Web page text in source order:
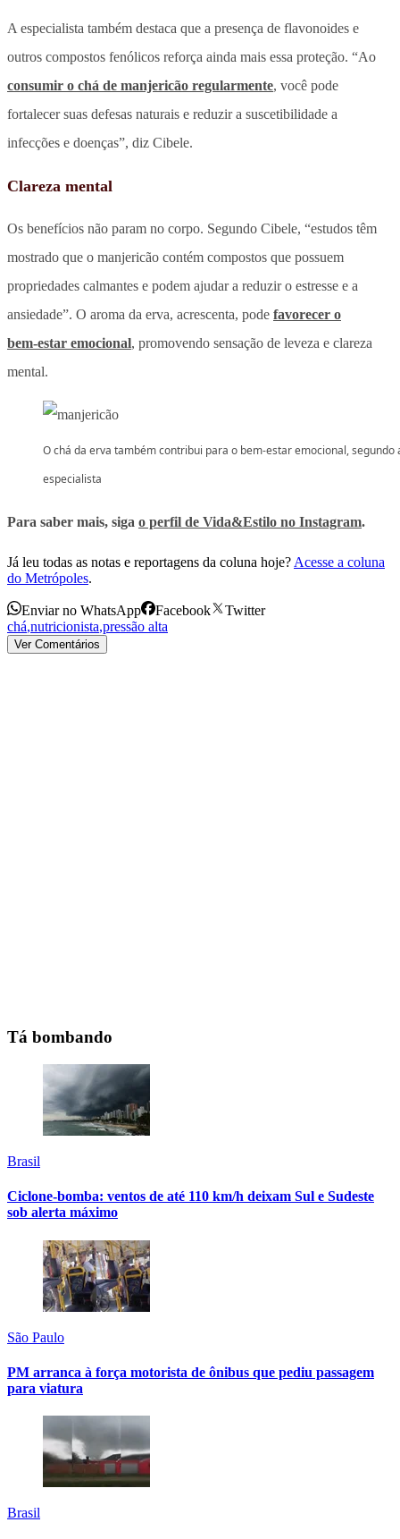
A especialista também destaca que a presença de flavonoides e
outros compostos fenólicos reforça ainda mais essa proteção. “Ao
consumir o chá de manjericão regularmente, você pode
fortalecer suas defesas naturais e reduzir a suscetibilidade a
infecções e doenças”, diz Cibele.
Clareza mental
Os benefícios não param no corpo. Segundo Cibele, “estudos têm
mostrado que o manjericão contém compostos que possuem
propriedades calmantes e podem ajudar a reduzir o estresse e a
ansiedade”. O aroma da erva, acrescenta, pode favorecer o
bem‑estar emocional, promovendo sensação de leveza e clareza
mental.
O chá da erva também contribui para o bem-estar emocional, segundo
especialista
Para saber mais, siga o perfil de Vida&Estilo no Instagram.
Já leu todas as notas e reportagens da coluna hoje? Acesse a coluna
do Metrópoles.
Enviar no WhatsApp Facebook
Twitter
chá,nutricionista,pressão alta
Ver Comentários
Tá bombando
Brasil
Ciclone-bomba: ventos de até 110 km/h deixam Sul e Sudeste
sob alerta máximo
São Paulo
PM arranca à força motorista de ônibus que pediu passagem
para viatura
Brasil